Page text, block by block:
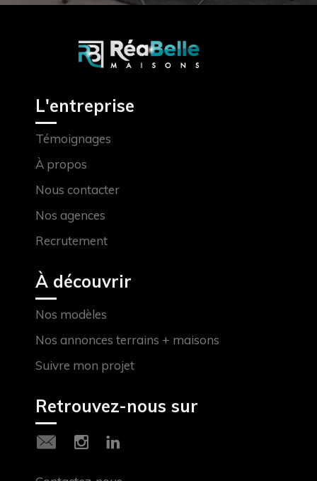
L'entreprise
Témoignages
À propos
Nous contacter
Nos agences
Recrutement
À découvrir
Nos modèles
Nos annonces terrains + maisons
Suivre mon projet
Retrouvez-nous sur